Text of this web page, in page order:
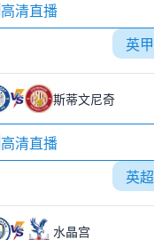
高清直播
英甲
斯蒂文尼奇
高清直播
英超
水晶宫